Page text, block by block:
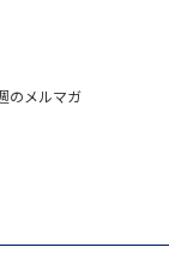
のメルマガ